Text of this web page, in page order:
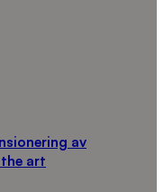
av
art